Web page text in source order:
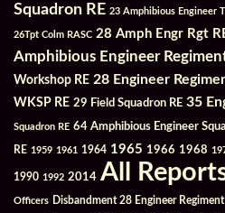
Squadron RE 23 Amphibious Engineer
26Tpt Colm RASC 28 Amph Engr Rgt
Amphibious Engineer
Workshop RE 28 Engineer
WKSP RE 29 Field Squadron RE 35
Squadron RE 64 Amphibious Engineer
RE 1959 1961 1964 1965 1966 1968
1990 1992 2014 All
Officers Disbandment 28 Engineer Regiment